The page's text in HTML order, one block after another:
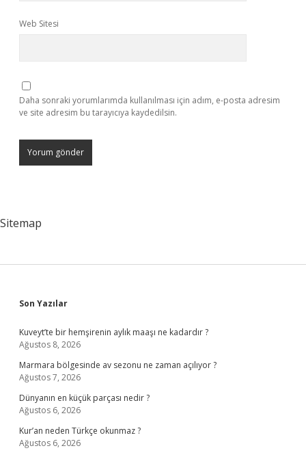
Web Sitesi
Daha sonraki yorumlarımda kullanılması için adım, e-posta adresim
ve site adresim bu tarayıcıya kaydedilsin.
Sitemap
Sidebar
Son Yazılar
Kuveyt’te bir hemşirenin aylık maaşı ne kadardır ?
Ağustos 8, 2026
Marmara bölgesinde av sezonu ne zaman açılıyor ?
Ağustos 7, 2026
Dünyanın en küçük parçası nedir ?
Ağustos 6, 2026
Kur’an neden Türkçe okunmaz ?
Ağustos 6, 2026